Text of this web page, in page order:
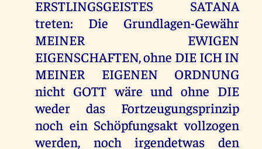
ERSTLINGSGEISTES SATANA
treten: Die Grundlagen-Gewähr
MEINER EWIGEN
EIGENSCHAFTEN, ohne DIE ICH IN
MEINER EIGENEN ORDNUNG
nicht GOTT wäre und ohne DIE
weder das Fortzeugungsprinzip
noch ein Schöpfungsakt vollzogen
werden, noch irgendetwas den